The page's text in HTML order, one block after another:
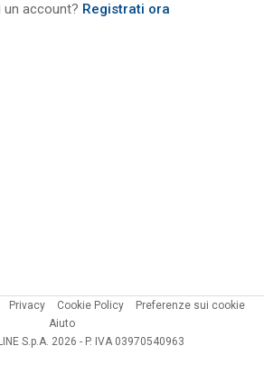
un account? Registrati ora
Privacy Cookie Policy
Preferenze sui cookie
Aiuto
S.p.A. 2026 - P. IVA 03970540963